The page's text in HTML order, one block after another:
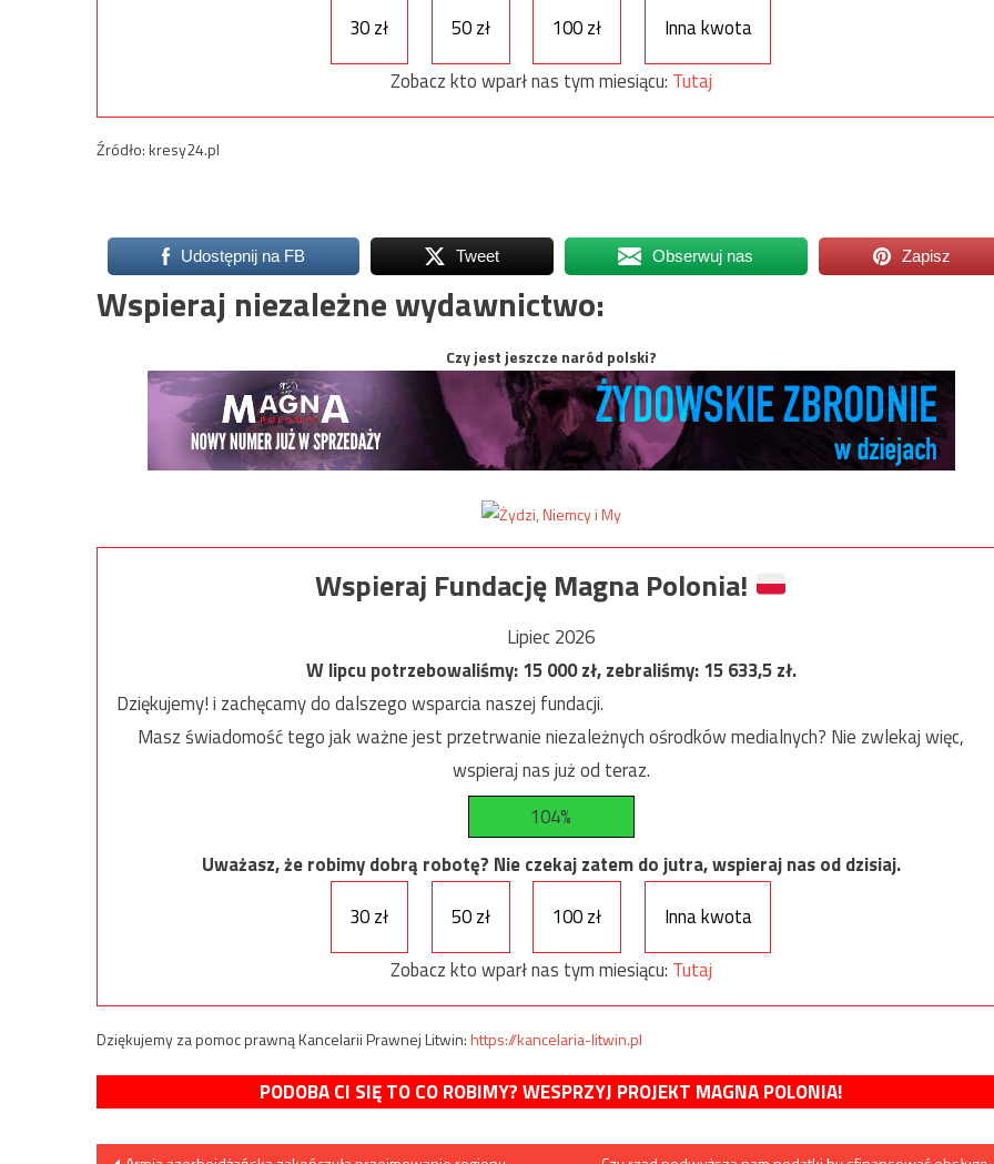
30 zł 50 zł 100 zł
Inna kwota
Zobacz kto wparł nas tym miesiącu: Tutaj
Źródło: kresy24.pl
Udostępnij na FB Tweet Obserwuj nas Zapisz
Wspieraj niezależne wydawnictwo:
Czy jest jeszcze naród polski?
Wspieraj Fundację Magna Polonia!
Lipiec 2026
W lipcu potrzebowaliśmy:15 000zł, zebraliśmy:15 633,5zł.
Dziękujemy! i zachęcamy do dalszego wsparcia naszej fundacji.
Masz świadomość tego jak ważne jest przetrwanie niezależnych ośrodków medialnych? Nie zwlekaj więc,
wspieraj nas już od teraz.
104%
Uważasz, że robimy dobrą robotę? Nie czekaj zatem do jutra, wspieraj nas od dzisiaj.
30 zł
50 zł 100 zł
Inna kwota
Zobacz kto wparł nas tym miesiącu: Tutaj
Dziękujemy za pomoc prawną Kancelarii Prawnej Litwin:https://kancelaria-litwin.pl
PODOBA CI SIĘ TO CO ROBIMY? WESPRZYJ PROJEKT MAGNA POLONIA!